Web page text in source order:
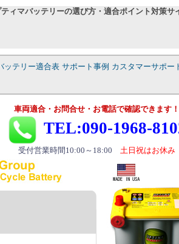
ティマバッテリーの選び方・適合ポイント対策サ
ッテリー適合表 サポート事例 カスタマーサポー
車両適合・お問合せ・お電話で確認できます！
TEL:090-1968-
受付営業時間10:00～18:00 土日祝はお休み